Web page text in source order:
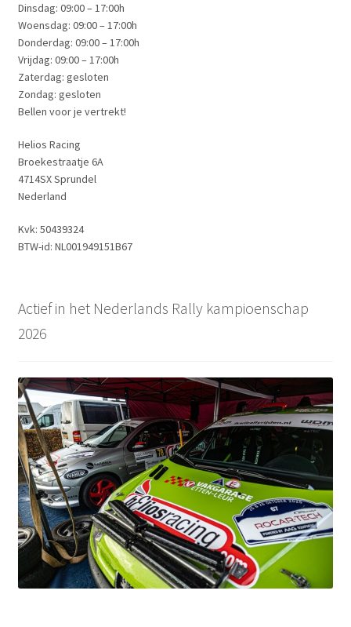
Dinsdag: 09:00 – 17:00h
Woensdag: 09:00 – 17:00h
Donderdag: 09:00 – 17:00h
Vrijdag: 09:00 – 17:00h
Zaterdag: gesloten
Zondag: gesloten
Bellen voor je vertrekt!
Helios Racing
Broekestraatje 6A
4714SX Sprundel
Nederland
Kvk: 50439324
BTW-id: NL001949151B67
Actief in het Nederlands Rally kampioenschap
2026